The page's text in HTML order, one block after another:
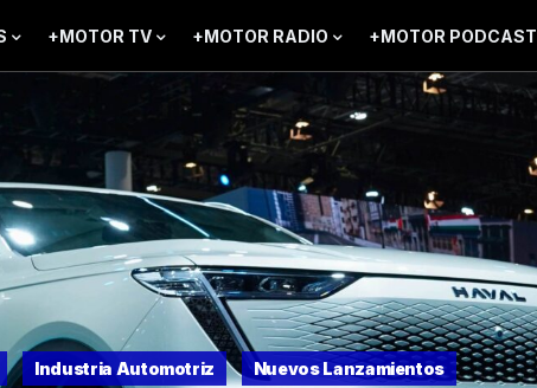
+MOTOR TV +MOTOR RADIO +MOTOR PODCAST
Industria Automotriz Nuevos Lanzamientos